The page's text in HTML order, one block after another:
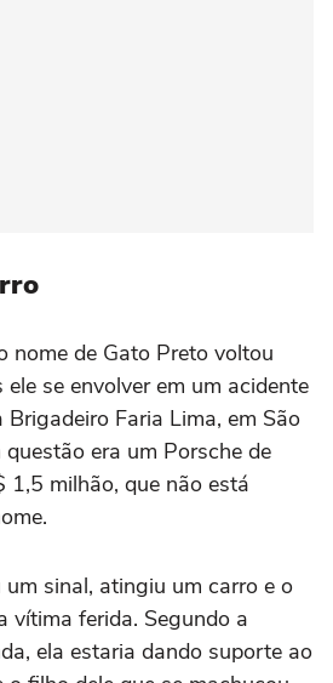
nome de Gato Preto voltou
se envolver em um acidente
Faria Lima, em São
era um Porsche de
1,5 milhão, que não está
sinal, atingiu um carro e o
vítima ferida. Segundo a
ela estaria dando suporte ao